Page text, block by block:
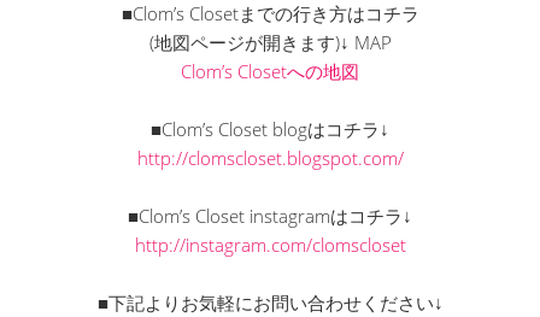
■Clom’s Closetまでの行き方はコチラ
(地図ページが開きます)↓ MAP
Clom’s Closetへの地図
■Clom’s Closet blogはコチラ↓
http://clomscloset.blogspot.com/
■Clom’s Closet instagramはコチラ↓
http://instagram.com/clomscloset
■下記よりお気軽にお問い合わせください↓